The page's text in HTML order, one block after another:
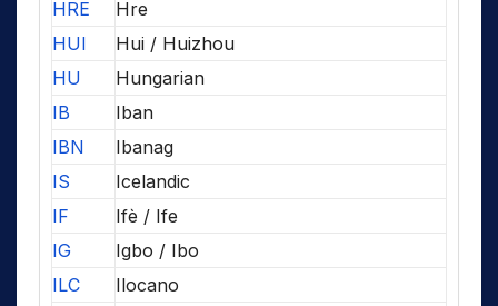
HRE
Hre
HUI
Hui / Huizhou
HU
Hungarian
IB
Iban
IBN
Ibanag
IS
Icelandic
IF
Ifè / Ife
IG
Igbo / Ibo
ILC
Ilocano